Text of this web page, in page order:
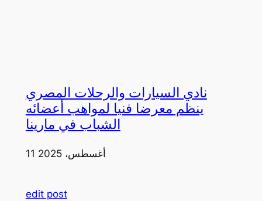
نادي السيارات والرحلات المصري
ينظم معرضا فنيا لمواهب أعضائه
الشباب في مارينا
11 أغسطس، 2025
edit post